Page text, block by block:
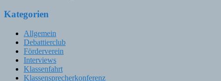
Kategorien
Allgemein
Debattierclub
Förderverein
Interviews
Klassenfahrt
Klassensprecherkonferenz